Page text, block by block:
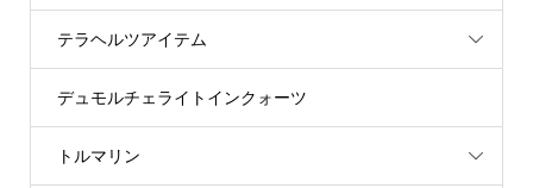
テラヘルツアイテム
デュモルチェライトインクォーツ
トルマリン